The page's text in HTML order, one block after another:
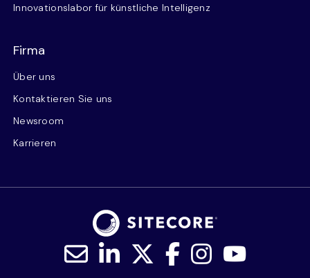
Innovationslabor für künstliche Intelligenz
Firma
Über uns
Kontaktieren Sie uns
Newsroom
Karrieren